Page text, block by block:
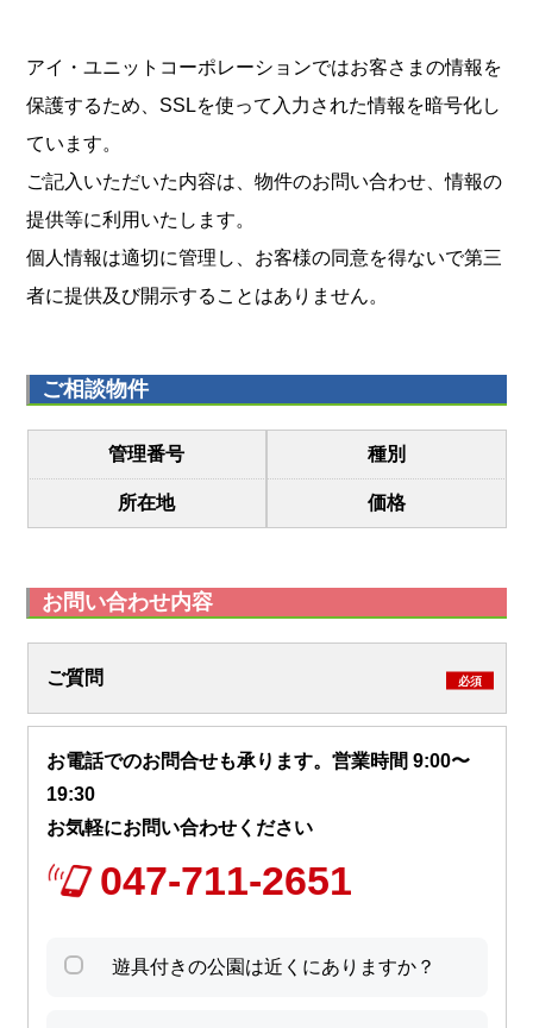
アイ・ユニットコーポレーションではお客さまの情報を
保護するため、SSLを使って入力された情報を暗号化し
ています。
ご記入いただいた内容は、物件のお問い合わせ、情報の
提供等に利用いたします。
個人情報は適切に管理し、お客様の同意を得ないで第三
者に提供及び開示することはありません。
ご相談物件
管理番号 種別
所在地 価格
お問い合わせ内容
ご質問 必須
お電話でのお問合せも承ります。営業時間 9:00〜
19:30
お気軽にお問い合わせください
047-711-2651
遊具付きの公園は近くにありますか？